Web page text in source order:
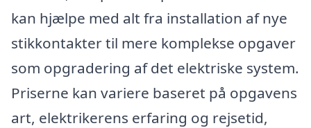
kan hjælpe med alt fra installation af nye
stikkontakter til mere komplekse opgaver
som opgradering af det elektriske system.
Priserne kan variere baseret på opgavens
art, elektrikerens erfaring og rejsetid,